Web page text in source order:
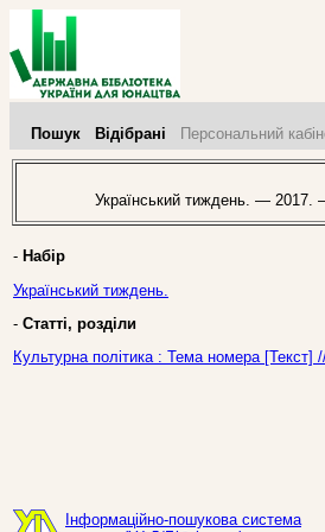
Пошук Відібрані Персональний
Український тиждень. —
- Набір
Український тиждень.
- Статті, розділи
Культурна політика : Тема номера
Інформаційно-пошукова система